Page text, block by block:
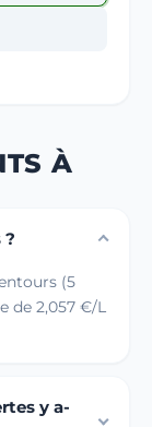
À
?
(5
de 2,057 €/L
y a-